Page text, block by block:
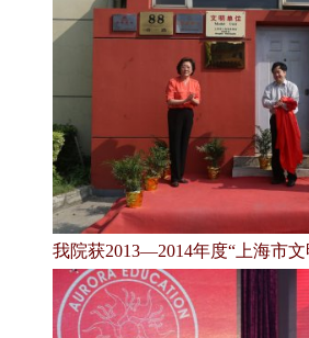
我院获2013—2014年度“上海市